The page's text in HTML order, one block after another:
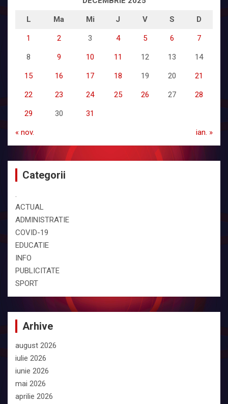
L Ma Mi J V S D
1 2 3 4 5 6 7
8 9 10 11 12 13 14
15 16 17 18 19 20 21
22 23 24 25 26 27 28
29 30 31
« nov. ian. »
Categorii
.
ACTUAL
ADMINISTRATIE
COVID-19
EDUCATIE
INFO
PUBLICITATE
SPORT
Arhive
august 2026
iulie 2026
iunie 2026
mai 2026
aprilie 2026